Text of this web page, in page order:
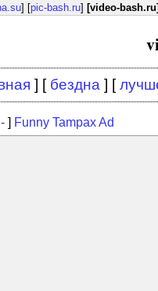
] [pic-bash.ru] [video-bash.ru]
] [ бездна ] [
- ] Funny Tampax Ad